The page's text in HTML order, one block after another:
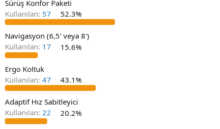
Sürüş Konfor Paketi
Kullanılan: 57 52.3%
Navigasyon (6,5' veya 8')
Kullanılan: 17 15.6%
Ergo Koltuk
Kullanılan: 47 43.1%
Adaptif Hız Sabitleyici
Kullanılan: 22 20.2%